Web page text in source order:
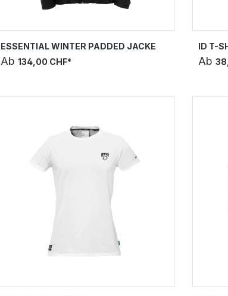
ESSENTIAL WINTER PADDED JACKE
Ab 134,00 CHF*
ID T-
Ab